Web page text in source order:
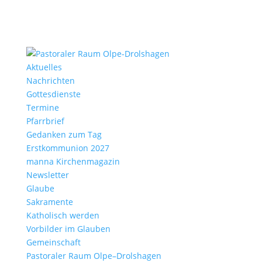
Aktu­elles
Nach­richten
Gottes­dienste
Termine
Pfarr­brief
Gedanken zum Tag
Erst­kom­mu­nion 2027
manna Kirchen­ma­gazin
News­letter
Glaube
Sakra­mente
Katho­lisch werden
Vorbilder im Glauben
Gemein­schaft
Pasto­raler Raum Olpe–Drolshagen